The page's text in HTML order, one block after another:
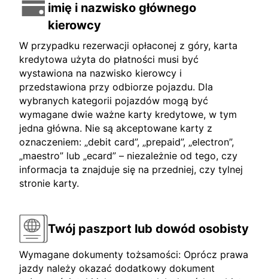
imię i nazwisko głównego
kierowcy
W przypadku rezerwacji opłaconej z góry, karta
kredytowa użyta do płatności musi być
wystawiona na nazwisko kierowcy i
przedstawiona przy odbiorze pojazdu. Dla
wybranych kategorii pojazdów mogą być
wymagane dwie ważne karty kredytowe, w tym
jedna główna. Nie są akceptowane karty z
oznaczeniem: „debit card”, „prepaid”, „electron”,
„maestro” lub „ecard” – niezależnie od tego, czy
informacja ta znajduje się na przedniej, czy tylnej
stronie karty.
Twój paszport lub dowód osobisty
Wymagane dokumenty tożsamości: Oprócz prawa
jazdy należy okazać dodatkowy dokument